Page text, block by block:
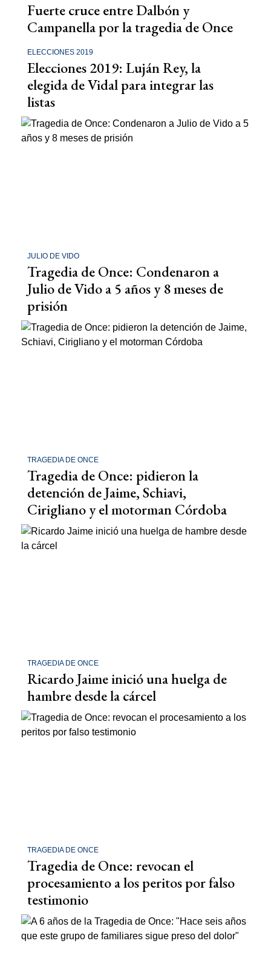
Fuerte cruce entre Dalbón y
Campanella por la tragedia de Once
ELECCIONES 2019
Elecciones 2019: Luján Rey, la
elegida de Vidal para integrar las
listas
JULIO DE VIDO
Tragedia de Once: Condenaron a
Julio de Vido a 5 años y 8 meses de
prisión
TRAGEDIA DE ONCE
Tragedia de Once: pidieron la
detención de Jaime, Schiavi,
Cirigliano y el motorman Córdoba
TRAGEDIA DE ONCE
Ricardo Jaime inició una huelga de
hambre desde la cárcel
TRAGEDIA DE ONCE
Tragedia de Once: revocan el
procesamiento a los peritos por falso
testimonio